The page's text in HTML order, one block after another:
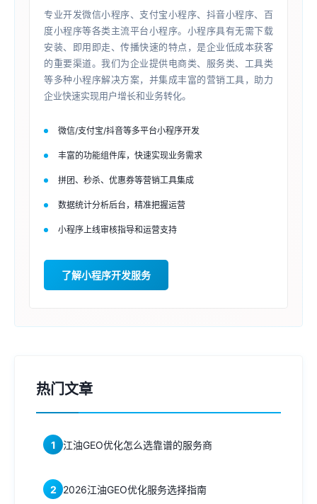
专业开发微信小程序、支付宝小程序、抖音小程序、百
度小程序等各类主流平台小程序。小程序具有无需下载
安装、即用即走、传播快速的特点，是企业低成本获客
的重要渠道。我们为企业提供电商类、服务类、工具类
等多种小程序解决方案，并集成丰富的营销工具，助力
企业快速实现用户增长和业务转化。
微信/支付宝/抖音等多平台小程序开发
丰富的功能组件库，快速实现业务需求
拼团、秒杀、优惠券等营销工具集成
数据统计分析后台，精准把握运营
小程序上线审核指导和运营支持
了解小程序开发服务
热门文章
1 江油GEO优化怎么选靠谱的服务商
2 2026江油GEO优化服务选择指南